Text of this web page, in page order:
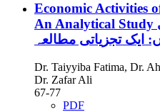
Economic Activities
An Analytical Study
ایک تجزیاتی مطالعہ
Dr. Taiyyiba Fatima, Dr.
Dr. Zafar Ali
67-77
PDF